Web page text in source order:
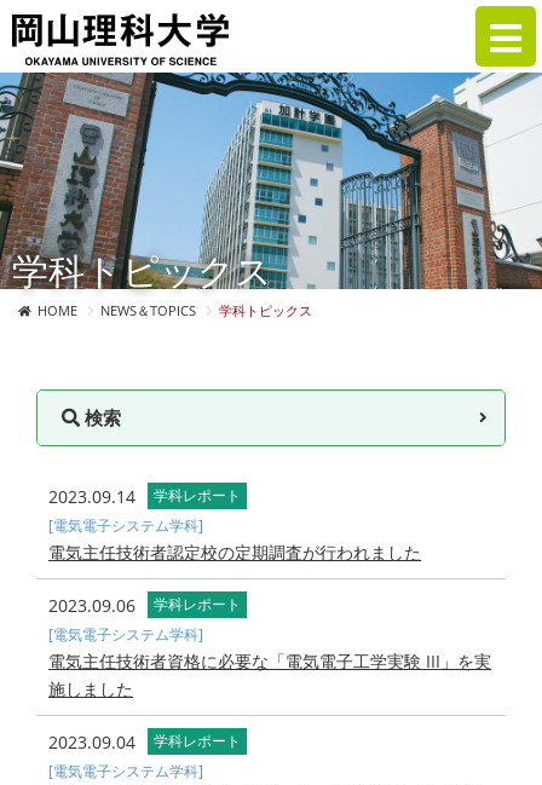
学科トピックス
HOME NEWS＆TOPICS 学科トピックス
検索
2023.09.14
学科レポート
[電気電子システム学科]
電気主任技術者認定校の定期調査が行われました
2023.09.06
学科レポート
[電気電子システム学科]
電気主任技術者資格に必要な「電気電子工学実験 III」を実
施しました
2023.09.04
学科レポート
[電気電子システム学科]